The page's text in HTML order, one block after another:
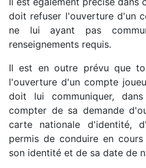
doit refuser l'ouverture d'un
ne lui ayant pas
renseignements requis.
Il est en outre prévu que
l'ouverture d'un compte
doit lui communiquer,
compter de sa demande
carte nationale d'identité,
permis de conduire en
son identité et de sa date de